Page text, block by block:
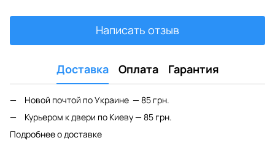
Написать отзыв
Доставка Оплата Гарантия
Новой почтой по Украине — 85 грн.
Курьером к двери по Киеву — 85 грн.
Подробнее о доставке